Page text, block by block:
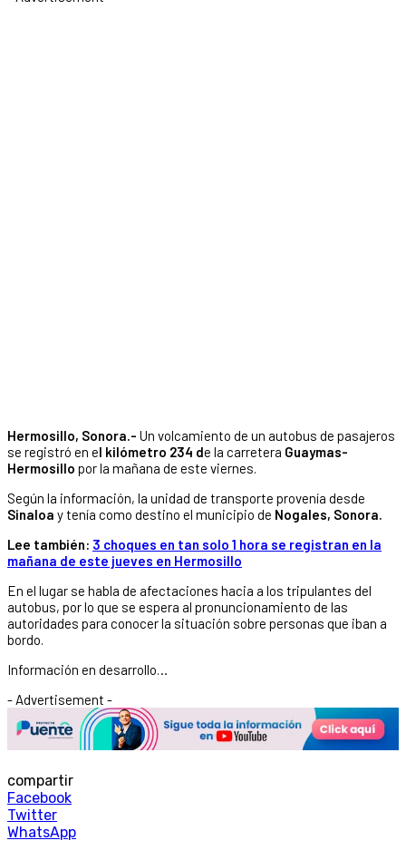
Hermosillo, Sonora.- Un volcamiento de un autobus de pasajeros
se registró en el kilómetro 234 de la carretera Guaymas-
Hermosillo por la mañana de este viernes.
Según la información, la unidad de transporte provenía desde
Sinaloa y tenía como destino el municipio de Nogales, Sonora.
Lee también: 3 choques en tan solo 1 hora se registran en la
mañana de este jueves en Hermosillo
En el lugar se habla de afectaciones hacia a los tripulantes del
autobus, por lo que se espera al pronuncionamiento de las
autoridades para conocer la situación sobre personas que iban a
bordo.
Información en desarrollo…
- Advertisement -
compartir
Facebook
Twitter
WhatsApp